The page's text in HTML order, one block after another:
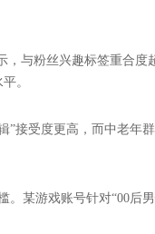
与粉丝兴趣标签重合
。
接受度更高，而中老年
某游戏账号针对“00后